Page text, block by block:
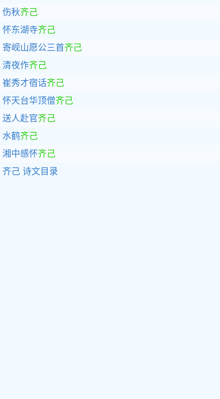
伤秋齐己
怀东湖寺齐己
寄岘山愿公三首齐己
清夜作齐己
崔秀才宿话齐己
怀天台华顶僧齐己
送人赴官齐己
水鹤齐己
湘中感怀齐己
齐己 诗文目录